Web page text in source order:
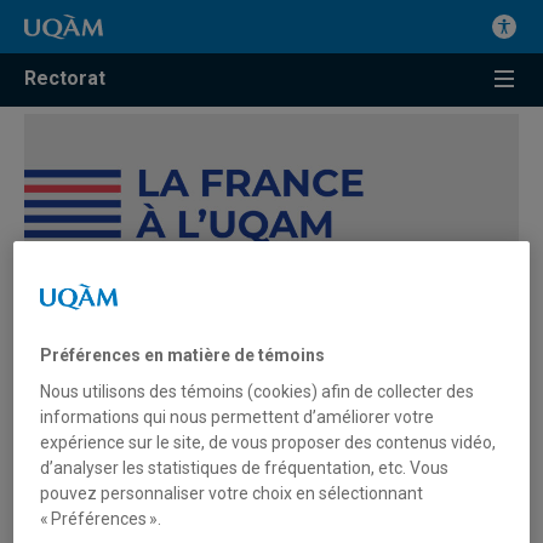
Rectorat
L’événement
général de France.
Alors que le développement des universités passe
désormais par leur capacité à établir des partenariats
internationaux, à s’insérer dans des réseaux de recherche
mondiaux et à favoriser la mobilité étudiante et
professorale, il est plus important que jamais de mettre
Préférences en matière de témoins
Nous utilisons des témoins (cookies) afin de collecter des
informations qui nous permettent d’améliorer votre
expérience sur le site, de vous proposer des contenus vidéo,
d’analyser les statistiques de fréquentation, etc. Vous
pouvez personnaliser votre choix en sélectionnant
« Préférences ».